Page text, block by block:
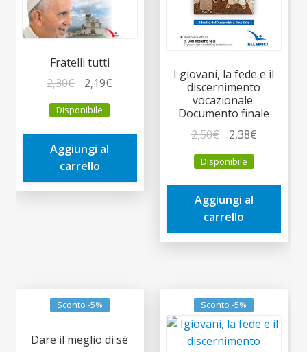
Fratelli tutti
2,30€
prezzo
originale
era:
2,30€.
2,19€
è:
Disponibile
Aggiungi al
carrello
I giovani, la fede e il
discernimento
vocazionale.
Documento finale
2,50€
prezzo
originale
era:
2,50€.
2,38€Il
è:
Disponibile
Aggiungi al
carrello
Sconto -5%
Dare il meglio di sé
Sconto -5%